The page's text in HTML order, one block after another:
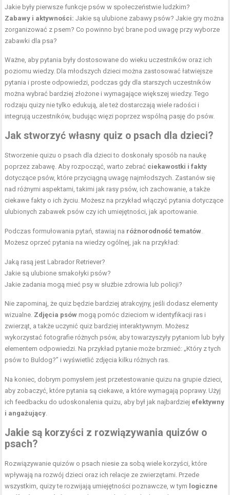
Jakie były pierwsze funkcje psów w społeczeństwie ludzkim?
Zabawy i aktywności: Jakie są ulubione zabawy psów? Jakie gry można
zorganizować z psem? Co powinno być brane pod uwagę przy wyborze
zabawki dla psa?
Ważne, aby pytania były dostosowane do wieku uczestników oraz ich
poziomu wiedzy. Dla młodszych dzieci można zastosować łatwiejsze
pytania i proste odpowiedzi, podczas gdy dla starszych uczestników
można wybrać bardziej złożone i wymagające większej wiedzy. Tego
rodzaju quizy nie tylko edukują, ale też dostarczają wiele radości i
integrują uczestników, budując więzi poprzez wspólną pasję do psów.
Jak stworzyć własny quiz o psach dla dzieci?
Stworzenie quizu o psach dla dzieci to doskonały sposób na naukę
poprzez zabawę. Aby rozpocząć, warto zebrać ciekawostki i fakty
dotyczące psów, które przyciągną uwagę najmłodszych. Zastanów się
nad różnymi aspektami, takimi jak rasy psów, ich zachowanie, a także
ciekawe fakty o ich życiu. Możesz na przykład włączyć pytania dotyczące
ulubionych zabawek psów czy ich umiejętności, jak aportowanie.
Podczas formułowania pytań, stawiaj na różnorodność tematów
Możesz oprzeć pytania na wiedzy ogólnej, jak na przykład:
Jaką rasą jest Labrador Retriever?
Jakie są ulubione smakołyki psów?
Jakie zadania mogą mieć psy w służbie zdrowia lub policji?
Nie zapominaj, że quiz będzie bardziej atrakcyjny, jeśli dodasz elementy
wizualne. Zdjęcia psów mogą pomóc dzieciom w identyfikacji ras i
zwierząt, a także uczynić quiz bardziej interaktywnym. Możesz
wykorzystać fotografie różnych psów, aby towarzyszyły pytaniom lub były
elementem odpowiedzi. Na przykład pytanie może brzmieć: „Który z tych
psów to Buldog?” i wyświetlić zdjęcia kilku różnych ras.
Na koniec, dobrym pomysłem jest przetestowanie quizu na grupie dzieci,
aby zobaczyć, które pytania są ciekawe, a które wymagają poprawy. Użyj
ich feedbacku do udoskonalenia quizu, aby był jak najbardziej efektywny
i angażujący
Jakie są korzyści z rozwiązywania quizów o
psach?
Rozwiązywanie quizów o psach niesie za sobą wiele korzyści, które
wpływają na rozwój dzieci oraz ich relacje ze zwierzętami. Przede
wszystkim, quizy te rozwijają umiejętności poznawcze, w tym logiczne